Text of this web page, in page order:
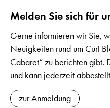
Melden Sie sich für
Gerne informieren wir Sie,
Neuigkeiten rund um Curt
Cabaret“ zu berichten gibt.
und kann jederzeit
zur Anmeldung